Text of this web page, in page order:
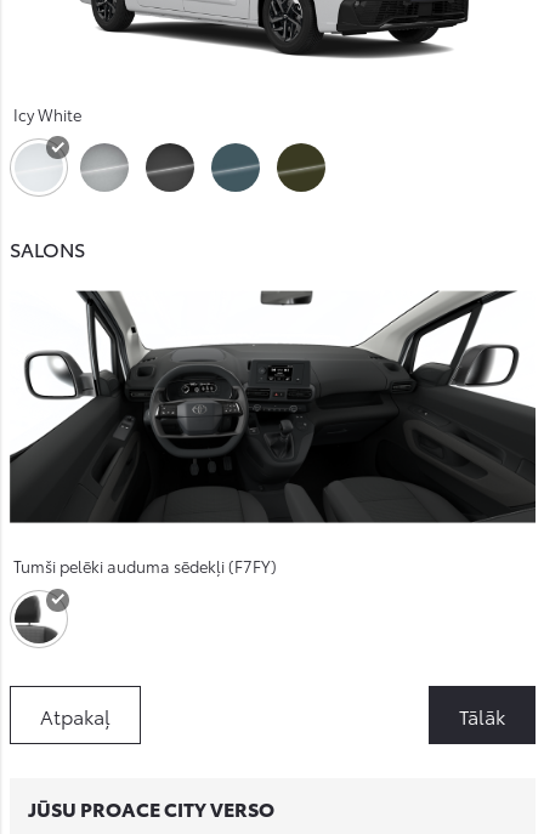
Icy White
SALONS
Tumši pelēki auduma sēdekļi (F7FY)
Atpakaļ Tālāk
JŪSU PROACE CITY VERSO